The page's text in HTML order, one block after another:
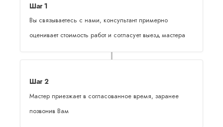
Шаг 1
Вы связываетесь с нами, консультант примерно
оценивает стоимость работ и согласует выезд мастера
Шаг 2
Мастер приезжает в согласованное время, заранее
позвонив Вам